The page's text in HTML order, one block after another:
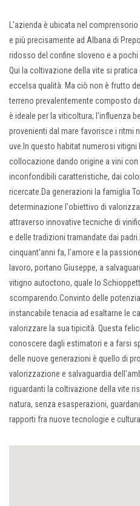
L'azienda è ubicata nel
e più precisamente ad Albana di
ridosso del confine sloveno e a pochi
Qui la coltivazione della vite si
eccelsa qualità. Ma ciò non è frutto
terreno prevalentemente composto
è ideale per la viticoltura; l'influenza
provenienti dal mare favorisce i ritmi
uve.In questo habitat numerosi
collocazione dando origine a vini
inconfondibili caratteristiche, dai
ricercate.Da generazioni la famiglia
determinazione l'obiettivo di
attraverso innovative tecniche di
e delle tradizioni tramandate dai
cinquant'anni fa, l'amore e la
lavoro, portano Giuseppe, a
vitigno autoctono, quale lo
scomparendo.Convinto delle
instancabile tenacia ad esaltarne le
valorizzare la sua tipicità. Questa
conoscere dagli estimatori e a farsi
delle nuove generazioni è quello di
valorizzazione e salvaguardia
riguardanti la coltivazione della vite
natura, senza esasperazioni,
rapporti fra nuove tecnologie e